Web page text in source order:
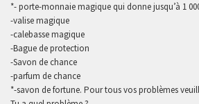
*- porte-monnaie magique qui donne jusqu’à 1
-valise magique
-calebasse magique
-Bague de protection
-Savon de chance
-parfum de chance
*-savon de fortune. Pour tous vos problèmes